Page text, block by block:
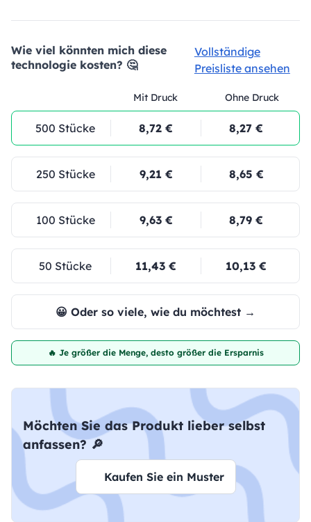
Wie viel könnten mich diese
technologie kosten? 🤔
Vollständige
Preisliste ansehen
Mit Druck Ohne Druck
500 Stücke 8,72 € 8,27 €
250 Stücke 9,21 € 8,65 €
100 Stücke 9,63 € 8,79 €
50 Stücke 11,43 € 10,13 €
😀 Oder so viele, wie du möchtest →
🔥 Je größer die Menge, desto größer die Ersparnis
Möchten Sie das Produkt lieber selbst
anfassen? 🔎
Kaufen Sie ein Muster